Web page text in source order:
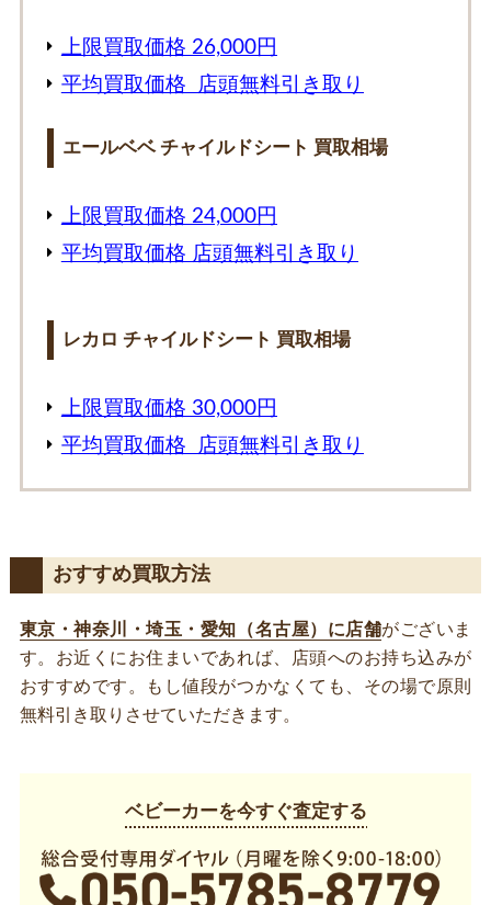
上限買取価格 26,000円
平均買取価格 店頭無料引き取り
エールベベ チャイルドシート 買取相場
上限買取価格 24,000円
平均買取価格 店頭無料引き取り
レカロ チャイルドシート 買取相場
上限買取価格 30,000円
平均買取価格 店頭無料引き取り
おすすめ買取方法
東京・神奈川・埼玉・愛知（名古屋）に店舗がございま
す。お近くにお住まいであれば、店頭へのお持ち込みが
おすすめです。もし値段がつかなくても、その場で原則
無料引き取りさせていただきます。
ベビーカーを今すぐ査定する